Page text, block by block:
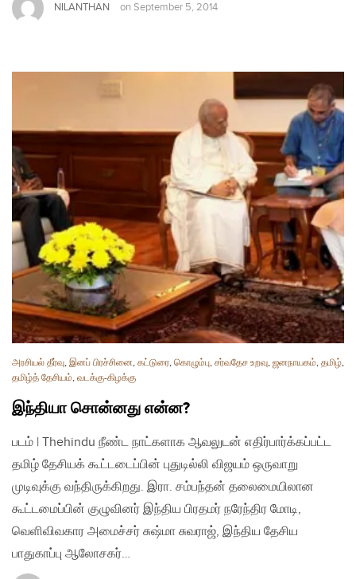
NILANTHAN on September 5, 2014
அரசியல் தீர்வு, இனப் பிரச்சினை, கட்டுரை, கொழும்பு, சர்வதேச உறவு, ஜனநாயகம், தமிழ்,
தமிழ்த் தேசியம், வடக்கு-கிழக்கு
இந்தியா சொன்னது என்ன?
படம் | Thehindu நீண்ட நாட்களாக ஆவலுடன் எதிர்பார்க்கப்பட்ட
தமிழ் தேசியக் கூட்டடைப்பின் புதுடில்லி விஜயம் ஒருவாறு
முடிவுக்கு வந்திருக்கிறது. இரா. சம்பந்தன் தலைமையிலான
கூட்டமைப்பின் குழுவினர் இந்திய பிரதமர் நரேந்திர மோடி,
வெளிவிவகார அமைச்சர் சுஷ்மா சுவராஜ், இந்திய தேசிய
பாதுகாப்பு ஆலோசகர்…